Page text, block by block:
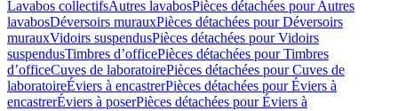
Lavabos collectifsAutres lavabosPièces détachées pour Autres
lavabosDéversoirs murauxPièces détachées pour Déversoirs
murauxVidoirs suspendusPièces détachées pour Vidoirs
suspendusTimbres dʼofficePièces détachées pour Timbres
dʼofficeCuves de laboratoirePièces détachées pour Cuves de
laboratoireÉviers à encastrerPièces détachées pour Éviers à
encastrerÉviers à poserPièces détachées pour Éviers à